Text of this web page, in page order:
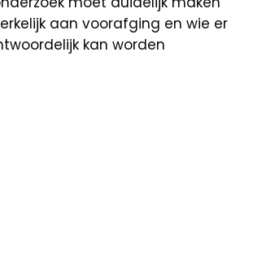
aan voorafging en wie er
kan worden